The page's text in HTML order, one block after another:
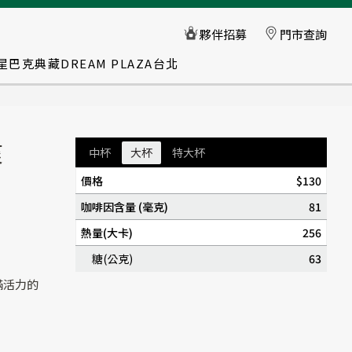
巴克典藏DREAM PLAZA台北
力的
中杯 大杯
特大杯
價格
$130
咖啡因含量 (毫克)
81
熱量(大卡)
256
糖(公克)
63